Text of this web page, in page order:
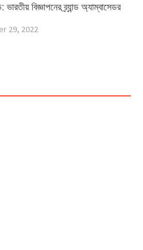
ভারতীয় বিজ্ঞাপনের ব্র্যান্ড অ্যাম্বাসেডর
29, 2022